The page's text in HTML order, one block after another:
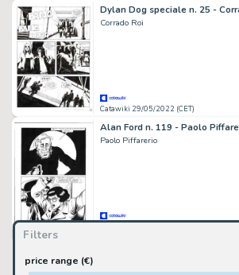
Filters
price range (€)
Corrado Roi
Catawiki 29/05/2022 (CET)
Paolo Piffarerio